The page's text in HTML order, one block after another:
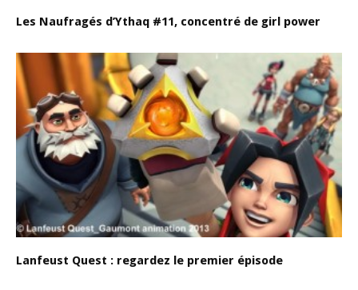
Les Naufragés d’Ythaq #11, concentré de girl power
Lanfeust Quest : regardez le premier épisode